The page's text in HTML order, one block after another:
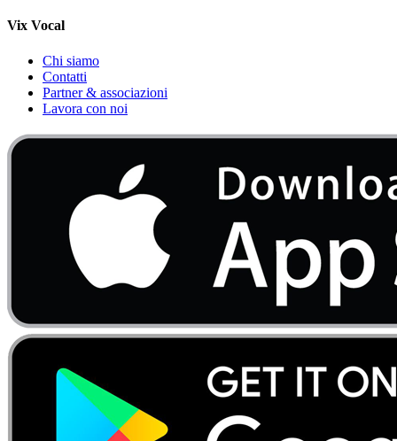
Vix Vocal
Chi siamo
Contatti
Partner & associazioni
Lavora con noi